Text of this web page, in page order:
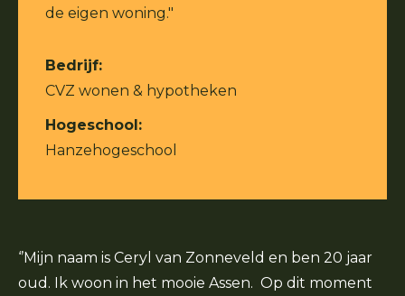
de eigen woning."
Bedrijf:
CVZ wonen & hypotheken
Hogeschool:
Hanzehogeschool
‘’Mijn naam is Ceryl van Zonneveld en ben 20 jaar
oud. Ik woon in het mooie Assen. Op dit moment